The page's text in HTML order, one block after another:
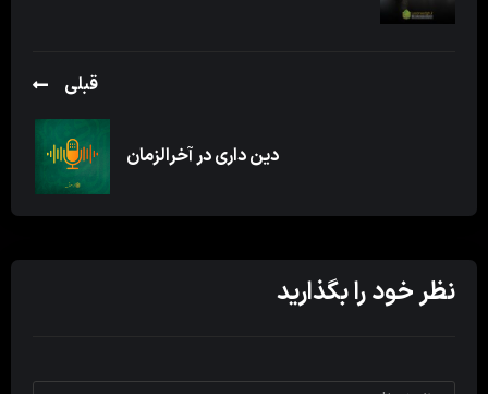
قبلی
دین داری در آخرالزمان
نظر خود را بگذارید